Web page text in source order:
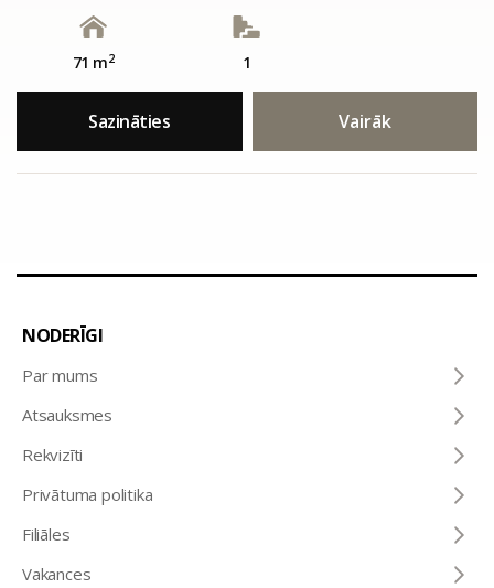
71 m2 1
Sazināties Vairāk
NODERĪGI
Par mums
Atsauksmes
Rekvizīti
Privātuma politika
Filiāles
Vakances